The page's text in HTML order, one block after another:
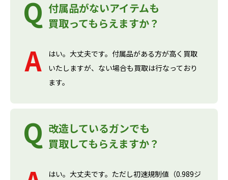
付属品がないアイテムも
買取ってもらえますか？
はい。大丈夫です。付属品がある方が高く買取
いたしますが、ない場合も買取は行なっており
ます。
改造しているガンでも
買取してもらえますか？
はい。大丈夫です。ただし初速規制値（0.989ジ